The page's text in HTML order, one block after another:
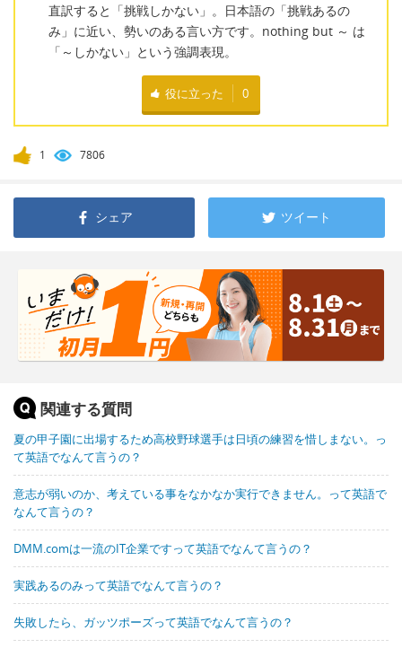
直訳すると「挑戦しかない」。日本語の「挑戦あるの
み」に近い、勢いのある言い方です。nothing but ～ は
「～しかない」という強調表現。
役に立った 0
1 7806
シェア ツイート
関連する質問
夏の甲子園に出場するため高校野球選手は日頃の練習を惜しまない。っ
て英語でなんて言うの？
意志が弱いのか、考えている事をなかなか実行できません。って英語で
なんて言うの？
DMM.comは一流のIT企業ですって英語でなんて言うの？
実践あるのみって英語でなんて言うの？
失敗したら、ガッツポーズって英語でなんて言うの？